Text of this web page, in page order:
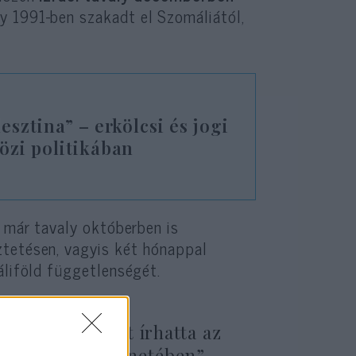
1991-ben szakadt el Szomáliától,
– erkölcsi és jogi
politikában
tavaly októberben is
vagyis két hónappal
függetlenségét.
népével együtt írhatta az